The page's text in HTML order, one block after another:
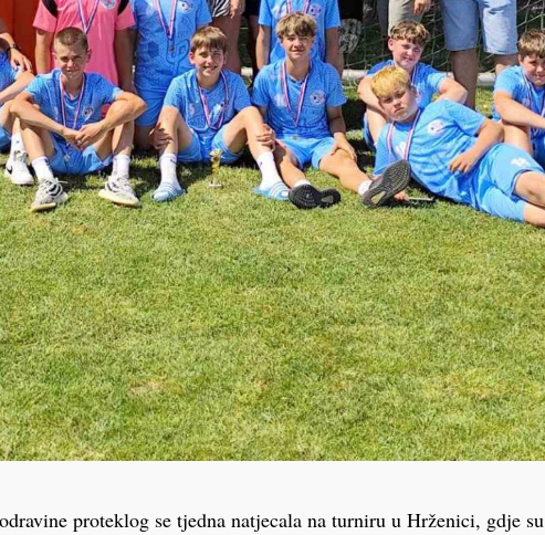
proteklog se tjedna natjecala na turniru u Hrženici, gdje su